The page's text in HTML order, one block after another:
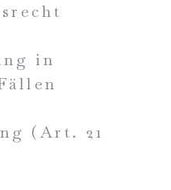
in
(Art. 21